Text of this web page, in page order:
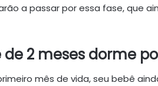
a passar por essa fase, que
2 meses dorme
mês de vida, seu bebê